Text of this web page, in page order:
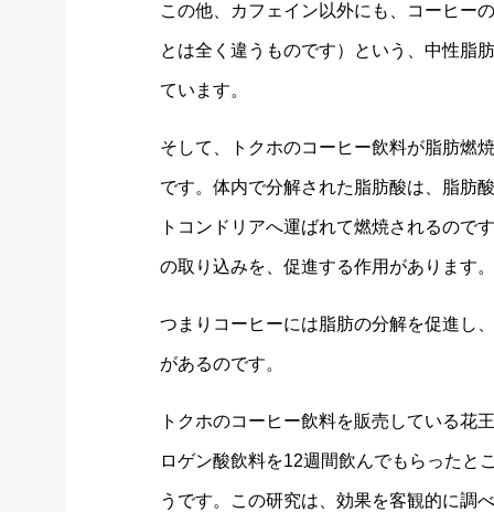
この他、カフェイン以外にも、コーヒー
とは全く違うものです）という、中性脂
ています。
そして、トクホのコーヒー飲料が脂肪燃
です。体内で分解された脂肪酸は、脂肪
トコンドリアへ運ばれて燃焼されるので
の取り込みを、促進する作用があります。
つまりコーヒーには脂肪の分解を促進し
があるのです。
トクホのコーヒー飲料を販売している花
ロゲン酸飲料を12週間飲んでもらったと
うです。この研究は、効果を客観的に調